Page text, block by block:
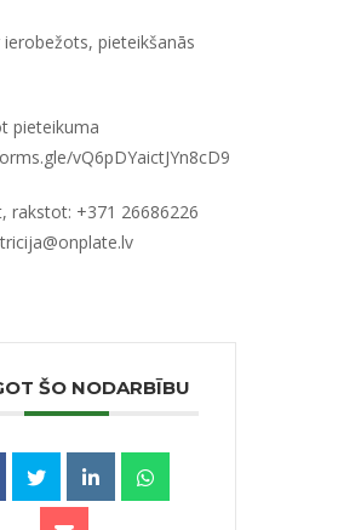
pieteikšanās
pieteikuma
vQ6pDYaictJYn8cD9
rakstot: +371 26686226
ŠO NODARBĪBU